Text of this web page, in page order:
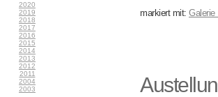
2020
2019
2018
2017
2016
2015
2014
2013
2012
2011
2004
2003
markiert mit: Galerie